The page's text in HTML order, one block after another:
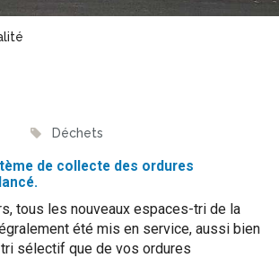
Déchets
de collecte des ordures
tous les nouveaux espaces-tri de la
été mis en service, aussi bien
sélectif que de vos ordures